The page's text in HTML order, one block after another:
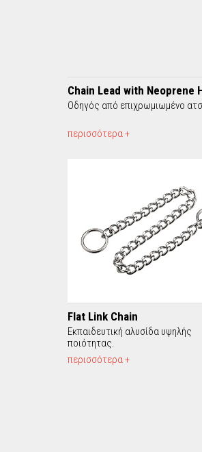
f
m
Chain Lead with Neoprene
Οδηγός από επιχρωμιωμένο
περισσότερα +
Flat Link Chain
Εκπαιδευτική αλυσίδα υψηλής
ποιότητας.
περισσότερα +